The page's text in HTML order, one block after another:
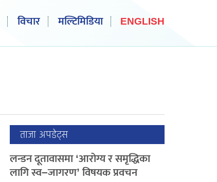
विचार मल्टिमिडिया ENGLISH
ताजा अपडेट्स
लन्डन दूतावासमा ‘आरोग्य र समृद्धिका
लागि स्व–जागरण’ विषयक प्रवचन